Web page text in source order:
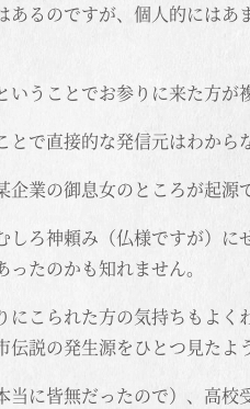
るのですが、個人的にはあ
うことでお参りに来た方が
で直接的な発信元はわから
業の御息女のところが起源
ろ神頼み（仏様ですが）に
たのかも知れません。
こられた方の気持ちもよく
説の発生源をひとつ見たよ
に皆無だったので）、高校